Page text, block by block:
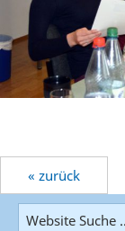
« zurück